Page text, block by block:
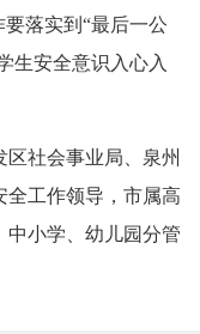
落实到“最后一公
生安全意识入心入
社会事业局、泉州
全工作领导，市属高
中小学、幼儿园分管